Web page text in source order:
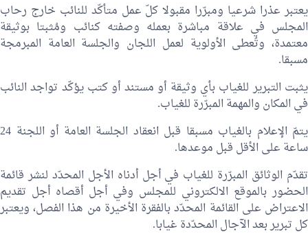
يعتبر عذرا شرعيا ومبرّرا مقبولا كلّ عمل متأكّد للنائب خارج رحاب
المجلس في علاقة مباشرة بعمله وصفته كنائب ومُثبتا بوثيقة
معتمدة، وتُعطى الأولوية لعمل اللجان والجلسة العامة المبرمجة
مسبقا.
يثبت التبرير للغياب بأي وثيقة أو مستند أو كتب يؤكّد تواجد النائب
في المكان والمهمة المبرّرة للغياب.
يتمّ الإعلام بالغياب مسبقا قبل انعقاد الجلسة العامة أو اللجنة 24
ساعة على الأقل قبل موعدها.
تقدّم الوثائق المبرّرة للغياب في أجل أدناه الأجل المحدّد لنشر قائمة
الحضور بالموقع الالكتروني للمجلس وفي أجل أقصاه أجل تقديم
الاعتراض على القائمة المحدّد بالفقرة الأخيرة من هذا الفصل، ويعتبر
كل تبرير بعد الآجال المحدّدة غيابا.